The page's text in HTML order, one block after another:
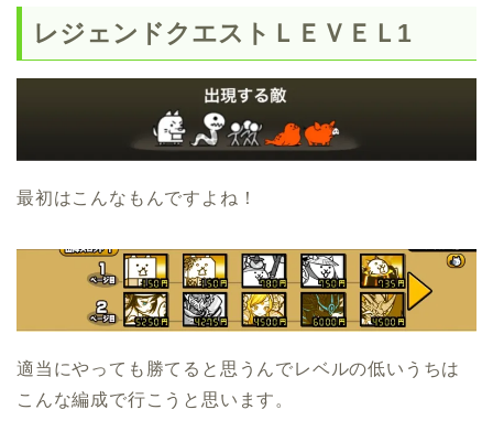
レジェンドクエストＬＥＶＥＬ1
最初はこんなもんですよね！
適当にやっても勝てると思うんでレベルの低いうちは
こんな編成で行こうと思います。